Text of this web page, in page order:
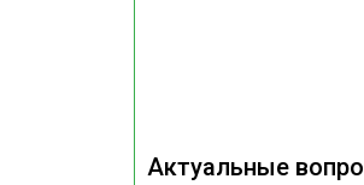
Актуальные